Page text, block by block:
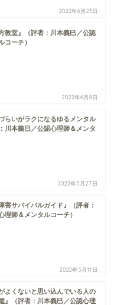
2022年6月23日
教室』（評者：川本義巳／公認
コーチ）
2022年6月8日
らいがラクになるゆるメンタル
川本義巳／公認心理師＆メンタ
2022年5月27日
害サバイバルガイド』（評者：
理師＆メンタルコーチ）
2022年5月11日
よくないと思い込んでいる人の
』（評者：川本義巳／公認心理